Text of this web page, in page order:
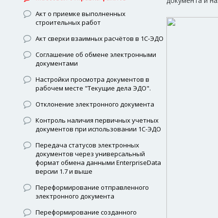
Акт о приемке выполненных
строительных работ
Акт сверки взаимных расчётов в 1С-ЭДО
Соглашение об обмене электронными
документами
Настройки просмотра документов в
рабочем месте "Текущие дела ЭДО".
Отклонение электронного документа
Контроль наличия первичных учетных
документов при использовании 1С-ЭДО
Передача статусов электронных
документов через универсальный
формат обмена данными EnterpriseData
версии 1.7 и выше
Переформирование отправленного
электронного документа
Переформирование созданного